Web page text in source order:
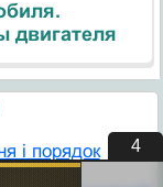
двигателя
і порядок
3